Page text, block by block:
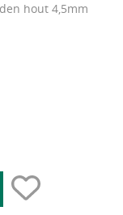
hout 4,5mm